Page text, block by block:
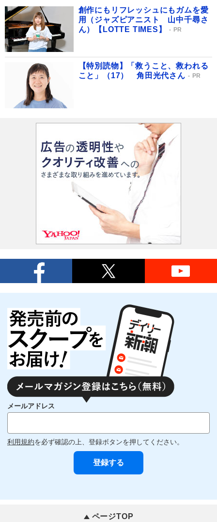
創作にもリフレッシュにもガムを愛
用（ジャズピアニスト 山中千尋さ
ん）【LOTTE TIMES】
PR
【特別読物】「救うこと、救われる
こと」（17） 角田光代さん
PR
メールアドレス
利用規約を必ず確認の上、登録ボタンを押してください。
ページTOP